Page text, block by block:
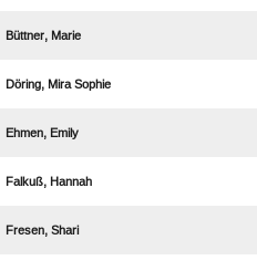
 
  
 
 
 